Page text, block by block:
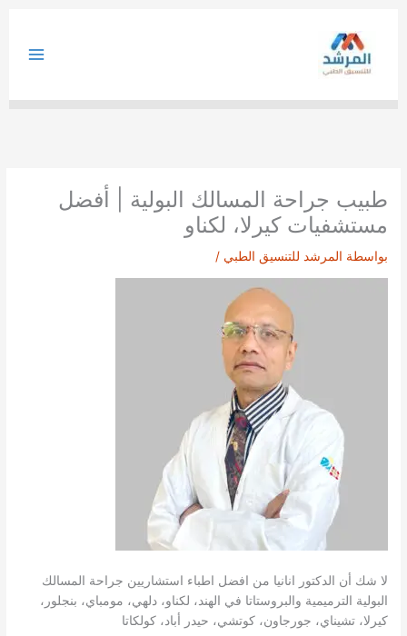
طبيب جراحة المسالك البولية | أفضل
مستشفيات كيرلا، لكناو
بواسطة المرشد للتنسيق الطبي/
لا شك أن الدكتور انانيا من افضل اطباء استشاريين جراحة المسالك
البولية الترميمية والبروستاتا في الهند، لكناو، دلهي، مومباي، بنجلور،
كيرلا، تشيناي، جورجاون، كوتشي، حيدر أباد، كولكاتا